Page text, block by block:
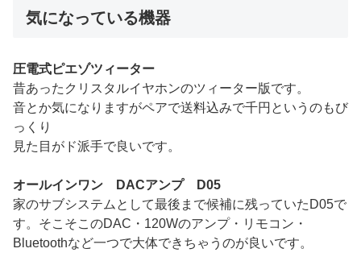
気になっている機器
圧電式ピエゾツィーター
昔あったクリスタルイヤホンのツィーター版です。
音とか気になりますがペアで送料込みで千円というのもび
っくり
見た目がド派手で良いです。
オールインワン DACアンプ D05
家のサブシステムとして最後まで候補に残っていたD05で
す。そこそこのDAC・120Wのアンプ・リモコン・
Bluetoothなど一つで大体できちゃうのが良いです。